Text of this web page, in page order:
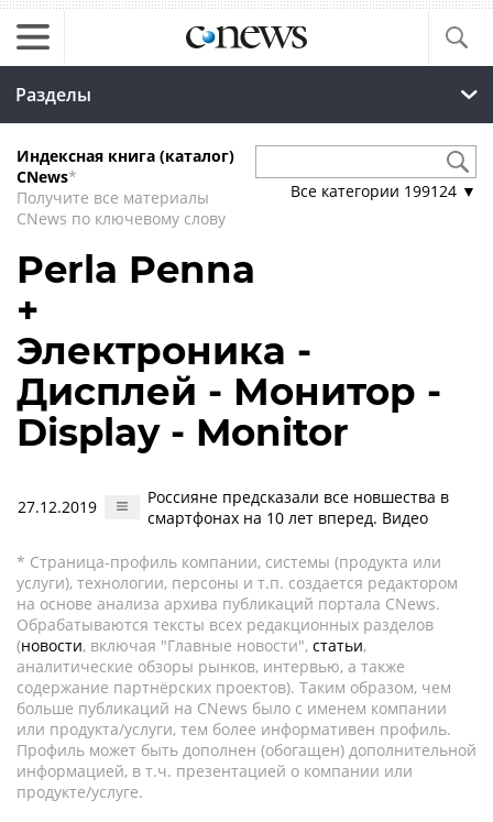
Разделы
Индексная книга (каталог)
CNews*
Получите все материалы
CNews по ключевому слову
Все категории 199124 ▼
Perla Penna
+
Электроника -
Дисплей - Монитор -
Display - Monitor
27.12.2019
Россияне предсказали все новшества в
смартфонах на 10 лет вперед. Видео
* Страница-профиль компании, системы (продукта или
услуги), технологии, персоны и т.п. создается редактором
на основе анализа архива публикаций портала CNews.
Обрабатываются тексты всех редакционных разделов
(новости, включая "Главные новости", статьи,
аналитические обзоры рынков, интервью, а также
содержание партнёрских проектов). Таким образом, чем
больше публикаций на CNews было с именем компании
или продукта/услуги, тем более информативен профиль.
Профиль может быть дополнен (обогащен) дополнительной
информацией, в т.ч. презентацией о компании или
продукте/услуге.